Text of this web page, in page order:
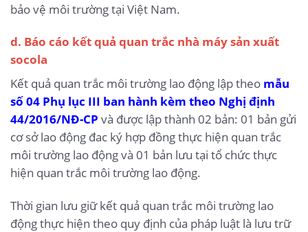
bảo vệ môi trường tại Việt Nam.
d. Báo cáo kết quả quan trắc nhà máy sản xuất
socola
Kết quả quan trắc môi trường lao động lập theo mẫu
số 04 Phụ lục III ban hành kèm theo Nghị định
44/2016/NĐ-CP và được lập thành 02 bản: 01 bản gửi
cơ sở lao động đac ký hợp đồng thực hiện quan trắc
môi trường lao động và 01 bản lưu tại tổ chức thực
hiện quan trắc môi trường lao động.
Thời gian lưu giữ kết quả quan trắc môi trường lao
động thực hiện theo quy định của pháp luật là lưu trữ